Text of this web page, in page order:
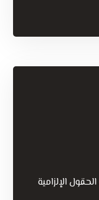
الحقول الإلزامية